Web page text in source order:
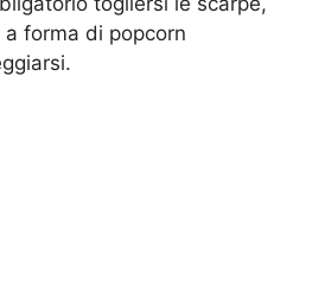
forma di popcorn